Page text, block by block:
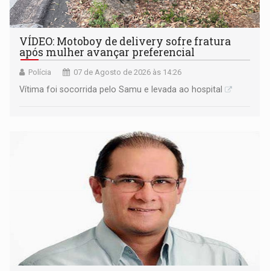
VÍDEO: Motoboy de delivery sofre fratura
após mulher avançar preferencial
Polícia 07 de Agosto de 2026 às 14:26
Vítima foi socorrida pelo Samu e levada ao hospital